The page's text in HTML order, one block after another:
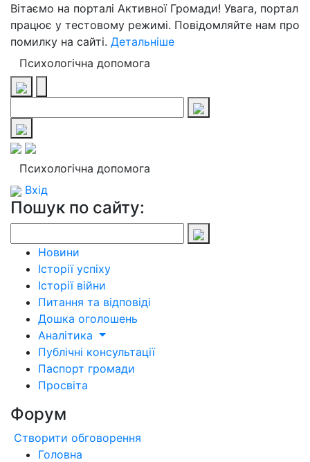
Вітаємо на порталі Активної Громади! Увага, портал
працює у тестовому режимі. Повідомляйте нам про
помилку на сайті. Детальніше
Психологічна допомога
Психологічна допомога
Вхід
Пошук по сайту:
Новини
Історії успіху
Історії війни
Питання та відповіді
Дошка оголошень
Аналітика
Публічні консультації
Паспорт громади
Просвіта
Форум
Створити обговорення
Головна